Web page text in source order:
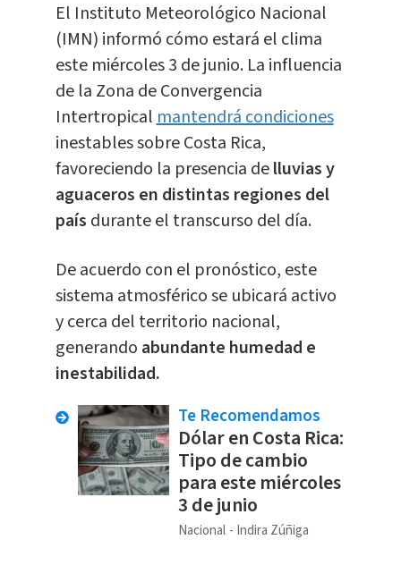
El Instituto Meteorológico Nacional
(IMN) informó cómo estará el clima
este miércoles 3 de junio. La influencia
de la Zona de Convergencia
Intertropicalmantendrá condiciones
inestables sobre Costa Rica,
favoreciendo la presencia delluvias y
aguaceros en distintas regiones del
país durante el transcurso del día.
De acuerdo con el pronóstico, este
sistema atmosférico se ubicará activo
y cerca del territorio nacional,
generando abundante humedad e
inestabilidad.
Te Recomendamos
Dólar en Costa Rica:
Tipo de cambio
para este miércoles
3 de junio
Nacional Indira Zúñiga